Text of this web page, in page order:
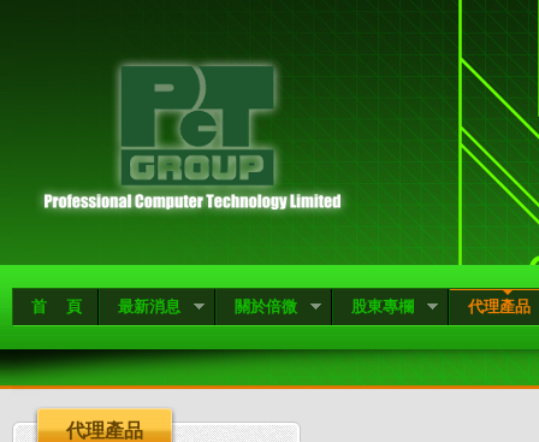
首 頁 最新消息 關於倍微 股東專欄 代理產品
代理產品